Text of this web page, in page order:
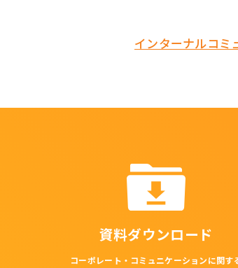
インターナルコミ
資料ダウンロード
コーポレート・コミュニケーションに関す